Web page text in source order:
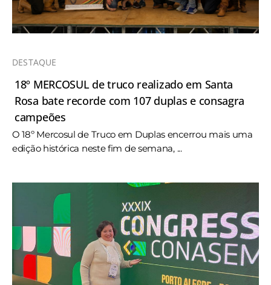
DESTAQUE
18º MERCOSUL de truco realizado em Santa
Rosa bate recorde com 107 duplas e consagra
campeões
O 18º Mercosul de Truco em Duplas encerrou mais uma
edição histórica neste fim de semana, ...